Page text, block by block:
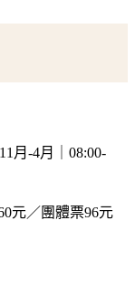
月-4月｜08:00-
元／團體票96元